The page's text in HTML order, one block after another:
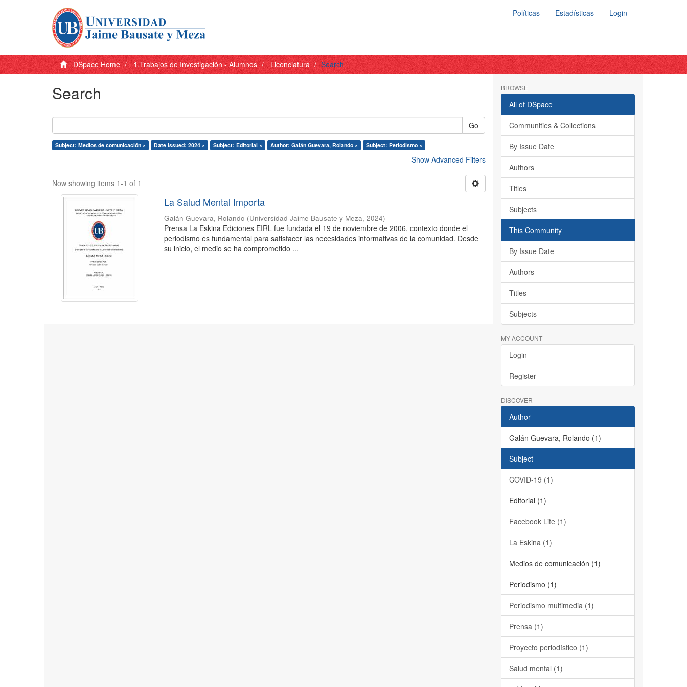
Políticas Estadísticas Login
DSpace Home 1.Trabajos de Investigación - Alumnos Licenciatura Search
Search
Go
Subject: Medios de comunicación × Date issued: 2024 × Subject: Editorial × Author: Galán Guevara, Rolando × Subject: Periodismo ×
Show Advanced Filters
Now showing items 1-1 of 1
La Salud Mental Importa
Galán Guevara, Rolando (Universidad Jaime Bausate y Meza,2024)
Prensa La Eskina Ediciones EIRL fue fundada el 19 de noviembre de 2006, contexto donde el
periodismo es fundamental para satisfacer las necesidades informativas de la comunidad. Desde
su inicio, el medio se ha comprometido ...
BROWSE
All of DSpace
Communities & Collections
By Issue Date
Authors
Titles
Subjects
This Community
By Issue Date
Authors
Titles
Subjects
MY ACCOUNT
Login
Register
DISCOVER
Author
Galán Guevara, Rolando (1)
Subject
COVID-19 (1)
Editorial (1)
Facebook Lite (1)
La Eskina (1)
Medios de comunicación (1)
Periodismo (1)
Periodismo multimedia (1)
Prensa (1)
Proyecto periodístico (1)
Salud mental (1)